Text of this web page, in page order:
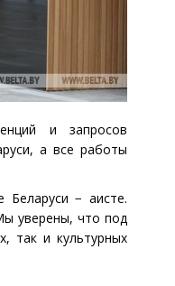
и запросов
а все работы
Беларуси − аисте.
уверены, что под
так и культурных